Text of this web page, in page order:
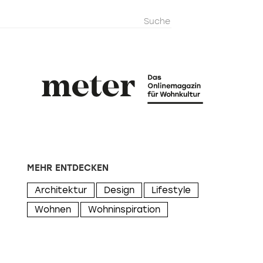
MEHR ENTDECKEN
Architektur Design
Lifestyle
Wohnen
Wohninspiration